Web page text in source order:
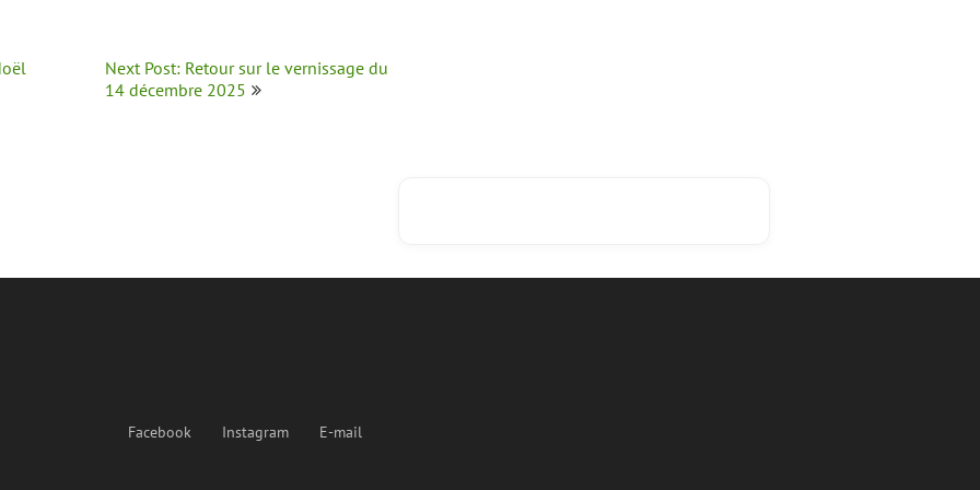
Next Post: Retour sur le vernissage du
14 décembre 2025
Facebook Instagram E-mail